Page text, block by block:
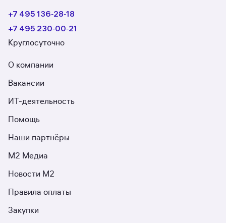
+7 495 136‑28‑18
+7 495 230‑00‑21
Круглосуточно
О компании
Вакансии
ИТ-деятельность
Помощь
Наши партнёры
М2 Медиа
Новости М2
Правила оплаты
Закупки